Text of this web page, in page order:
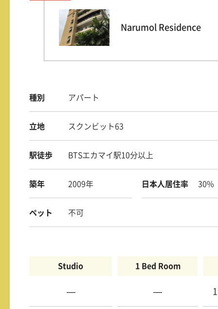
Narumol Residence
種別 アパート
立地 スクンビット63
駅徒歩 BTSエカマイ駅10分以上
築年 2009年 日本人居住率 30%
ペット 不可
Studio 1 Bed Room
— —